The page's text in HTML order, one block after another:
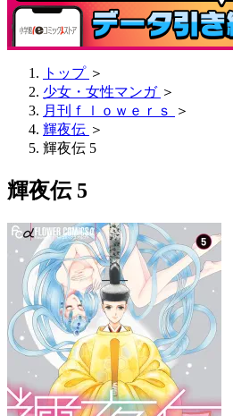
トップ ＞
少女・女性マンガ ＞
月刊ｆｌｏｗｅｒｓ
＞
輝夜伝 ＞
輝夜伝 5
輝夜伝 5